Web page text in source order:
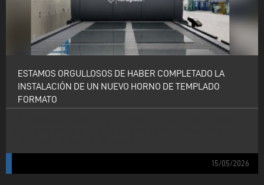
ESTAMOS ORGULLOSOS DE HABER COMPLETADO LA
INSTALACIÓN DE UN NUEVO HORNO DE TEMPLADO
FORMATO
15/05/2026